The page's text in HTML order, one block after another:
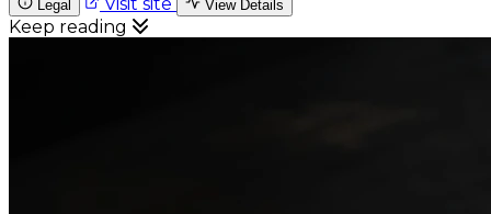
Legal View Details
Keep reading